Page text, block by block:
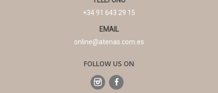
+34 91 643 29 15
EMAIL
online@atenas.com.es
FOLLOW US ON